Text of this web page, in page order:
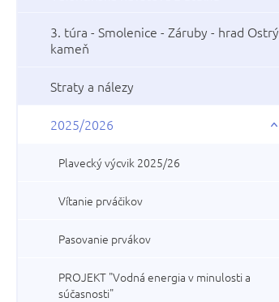
3. túra - Smolenice - Záruby - hrad Ostrý
kameň
Straty a nálezy
2025/2026
Plavecký výcvik 2025/26
Vítanie prváčikov
Pasovanie prvákov
PROJEKT "Vodná energia v minulosti a
súčasnosti"